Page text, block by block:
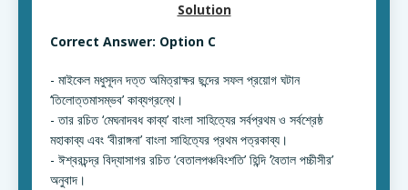
Solution
Correct Answer: Option C
- মাইকেল মধুসূদন দত্ত অমিত্রাক্ষর ছন্দের সফল প্রয়োগ ঘটান
‘তিলোত্তমাসম্ভব’ কাব্যগ্রন্থে।
- তার রচিত ‘মেঘনাদবধ কাব্য’ বাংলা সাহিত্যের সর্বপ্রথম ও সর্বশ্রেষ্ঠ
মহাকাব্য এবং ‘বীরাঙ্গনা’ বাংলা সাহিত্যের প্রথম পত্রকাব্য।
- ঈশ্বরচন্দ্র বিদ্যাসাগর রচিত ‘বেতালপঞ্চবিংশতি’ হিন্দি ‘বৈতাল পচ্চীসীর’
অনুবাদ।